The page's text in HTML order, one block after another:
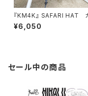
『KM4K』 SAFARI HAT
シカ サファリハット
¥6,050
セール中の商品